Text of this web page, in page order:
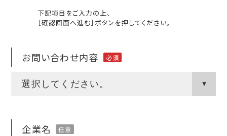
下記項目をご入力の上、
［確認画面へ進む］ボタンを押してください。
お問い合わせ内容
企業名